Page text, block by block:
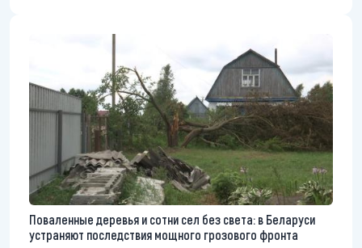
Поваленные деревья и сотни сел без света: в Беларуси
устраняют последствия мощного грозового фронта